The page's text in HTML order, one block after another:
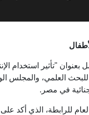
بعنوان "تأثير استخدام
مع الهيئة الليبية للبحث
في مصر.
للرابطة، الذي أكد